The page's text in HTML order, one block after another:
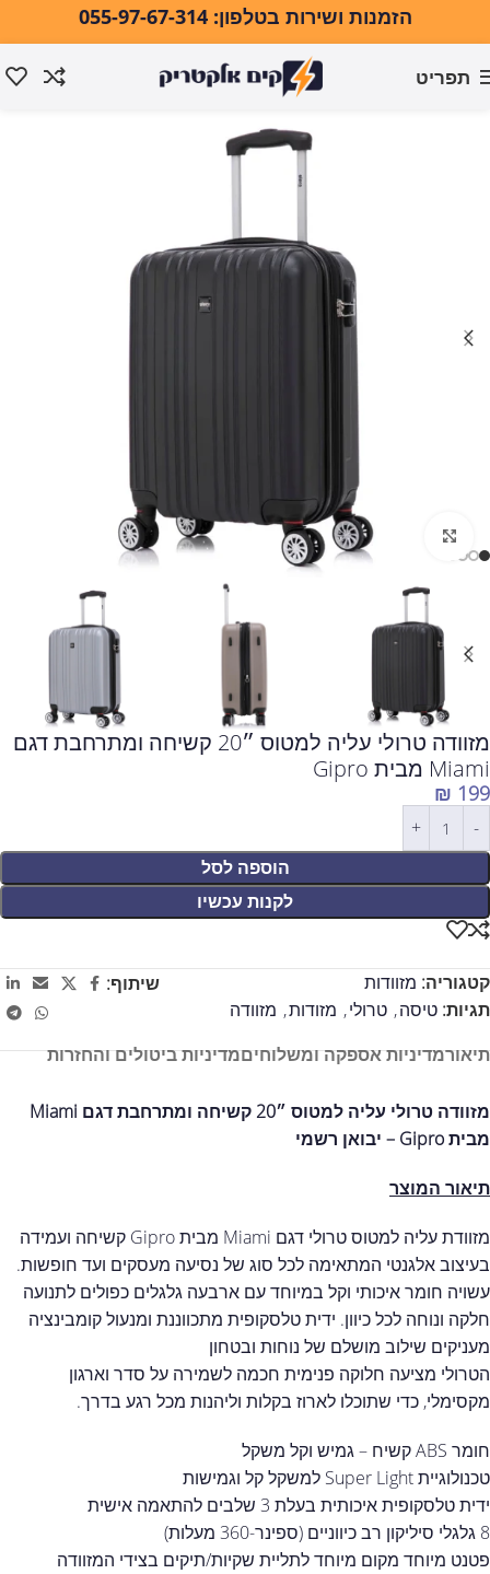
הזמנות ושירות בטלפון: 055-97-67-314
תפריט
עמוד הבית
מזוודה טרולי עליה למטוס ״20 קשיחה ומתרחבת דגם
Miami מבית Gipro
₪ 199
הוספה לסל
לקנות עכשיו
קטגוריה: מזוודות
תגיות: טיסה, טרולי, מזודות, מזוודה
שיתוף:
תיאורמדיניות אספקה ומשלוחיםמדיניות ביטולים והחזרות
מזוודה טרולי עליה למטוס ״20 קשיחה ומתרחבת דגם Miami
מבית Gipro – יבואן רשמי
תיאור המוצר
מזוודת עליה למטוס טרולי דגם Miami מבית Gipro קשיחה ועמידה
בעיצוב אלגנטי המתאימה לכל סוג של נסיעה מעסקים ועד חופשות.
עשויה חומר איכותי וקל במיוחד עם ארבעה גלגלים כפולים לתנועה
חלקה ונוחה לכל כיוון. ידית טלסקופית מתכווננת ומנעול קומבינציה
מעניקים שילוב מושלם של נוחות ובטחון
הטרולי מציעה חלוקה פנימית חכמה לשמירה על סדר וארגון
מקסימלי, כדי שתוכלו לארוז בקלות וליהנות מכל רגע בדרך.
חומר ABS קשיח – גמיש וקל משקל
טכנולוגיית Super Light למשקל קל וגמישות
ידית טלסקופית איכותית בעלת 3 שלבים להתאמה אישית
8 גלגלי סיליקון רב כיווניים (ספינר-360 מעלות)
פטנט מיוחד מקום מיוחד לתליית שקיות/תיקים בצידי המזוודה
לחצו להגדלה